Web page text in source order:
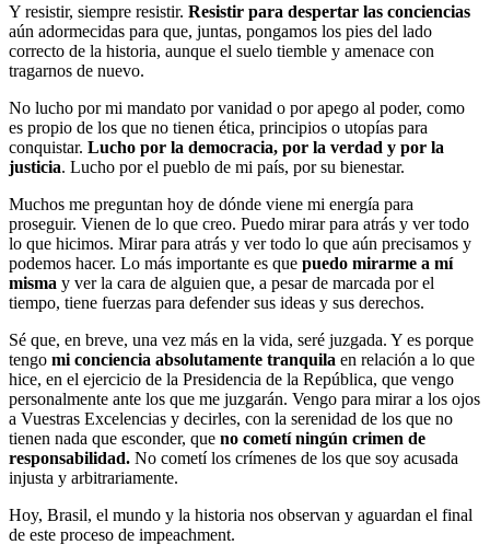
Y resistir, siempre resistir. Resistir para despertar las conciencias
aún adormecidas para que, juntas, pongamos los pies del lado
correcto de la historia, aunque el suelo tiemble y amenace con
tragarnos de nuevo.
No lucho por mi mandato por vanidad o por apego al poder, como
es propio de los que no tienen ética, principios o utopías para
conquistar. Lucho por la democracia, por la verdad y por la
justicia. Lucho por el pueblo de mi país, por su bienestar.
Muchos me preguntan hoy de dónde viene mi energía para
proseguir. Vienen de lo que creo. Puedo mirar para atrás y ver todo
lo que hicimos. Mirar para atrás y ver todo lo que aún precisamos y
podemos hacer. Lo más importante es que puedo mirarme a mí
misma y ver la cara de alguien que, a pesar de marcada por el
tiempo, tiene fuerzas para defender sus ideas y sus derechos.
Sé que, en breve, una vez más en la vida, seré juzgada. Y es porque
tengo mi conciencia absolutamente tranquila en relación a lo que
hice, en el ejercicio de la Presidencia de la República, que vengo
personalmente ante los que me juzgarán. Vengo para mirar a los ojos
a Vuestras Excelencias y decirles, con la serenidad de los que no
tienen nada que esconder, que no cometí ningún crimen de
responsabilidad. No cometí los crímenes de los que soy acusada
injusta y arbitrariamente.
Hoy, Brasil, el mundo y la historia nos observan y aguardan el final
de este proceso de impeachment.